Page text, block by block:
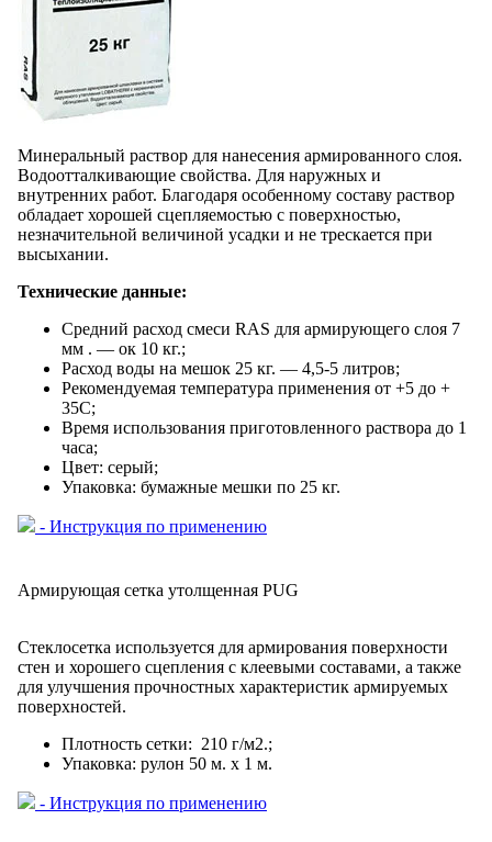
Минеральный раствор для нанесения армированного слоя.
Водоотталкивающие свойства. Для наружных и
внутренних работ. Благодаря особенному составу раствор
обладает хорошей сцепляемостью с поверхностью,
незначительной величиной усадки и не трескается при
высыхании.
Технические данные:
Средний расход смеси RAS для армирующего слоя 7
мм . — ок 10 кг.;
Расход воды на мешок 25 кг. — 4,5-5 литров;
Рекомендуемая температура применения от +5 до +
35С;
Время использования приготовленного раствора до 1
часа;
Цвет: серый;
Упаковка: бумажные мешки по 25 кг.
- Инструкция по применению
Армирующая сетка утолщенная PUG
Стеклосетка используется для армирования поверхности
стен и хорошего сцепления с клеевыми составами, а также
для улучшения прочностных характеристик армируемых
поверхностей.
Плотность сетки: 210 г/м2.;
Упаковка: рулон 50 м. х 1 м.
- Инструкция по применению